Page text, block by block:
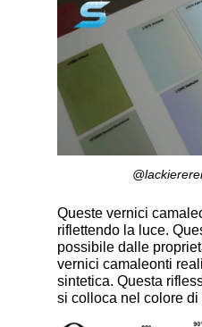
Queste vernici
riflettendo la luce.
possibile dalle
vernici camaleonti
sintetica. Questa
si colloca nel colore di